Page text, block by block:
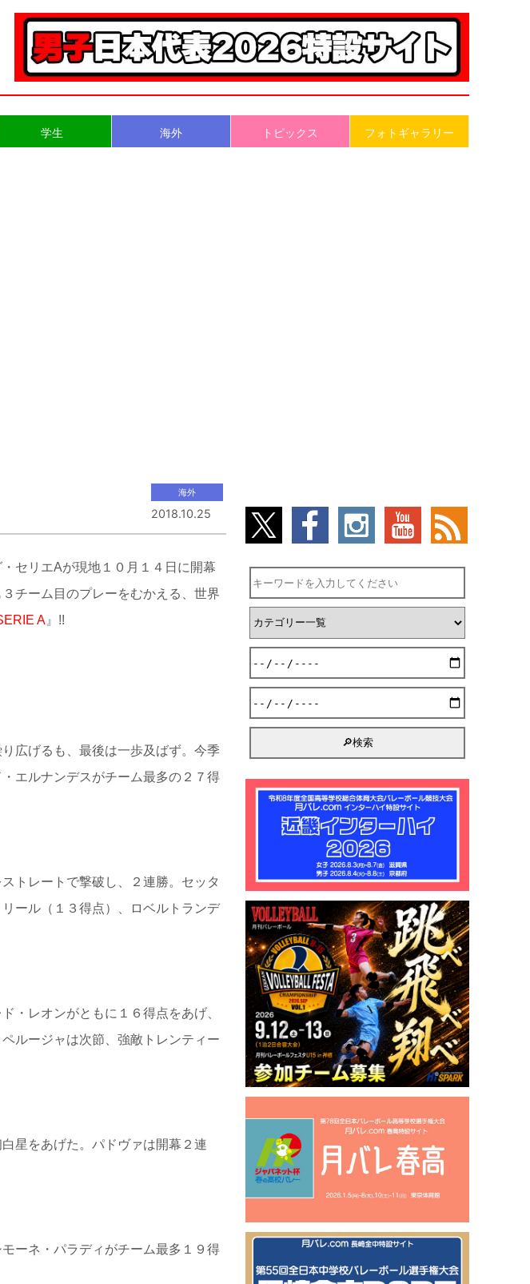
学生 海外 トピックス フォトギャラリー
海外
2018.10.25
セリエAが現地１０月１４日に開幕
チーム目のプレーをむかえる、世界
A 』!!
広げるも、最後は一歩及ばず。今季
エルナンデスがチーム最多の２７得
トレートで撃破し、２連勝。セッタ
ール（１３得点）、ロベルトランデ
・レオンがともに１６得点をあげ、
ルージャは次節、強敵トレンティー
星をあげた。パドヴァは開幕２連
ーネ・パラディがチーム最多１９得